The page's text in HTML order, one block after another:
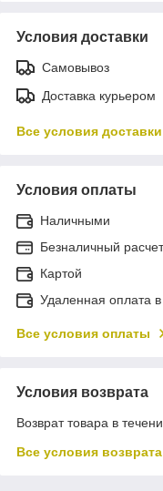
Условия доставки
Самовывоз
Доставка курьером
Все условия доставки
Условия оплаты
Наличными
Безналичный расчет
Картой
Удаленная оплата
Все условия оплаты
Условия возврата
Возврат товара в
Все условия возврата